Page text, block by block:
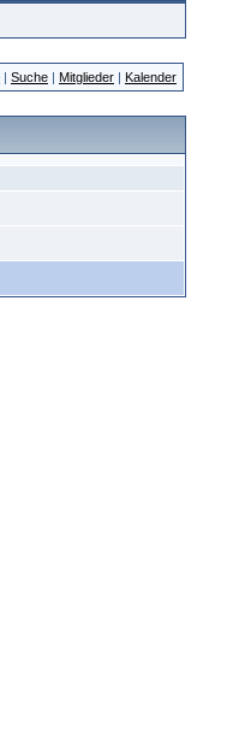
| Suche | Mitglieder | Kalender